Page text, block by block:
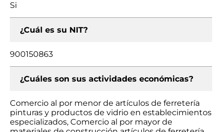
Si
¿Cuál es su NIT?
900150863
¿Cuáles son sus actividades económicas?
Comercio al por menor de artículos de ferretería
pinturas y productos de vidrio en establecimientos
especializados, Comercio al por mayor de